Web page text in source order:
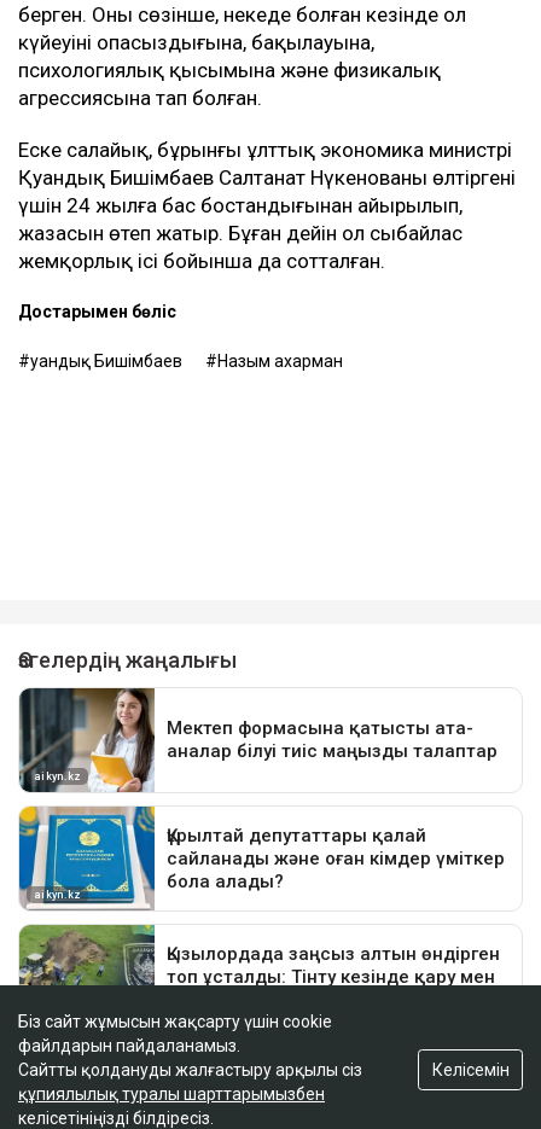
берген. Оның сөзінше, некеде болған кезінде ол
күйеуінің опасыздығына, бақылауына,
психологиялық қысымына және физикалық
агрессиясына тап болған.
Еске салайық, бұрынғы ұлттық экономика министрі
Қуандық Бишімбаев Салтанат Нүкенованы өлтіргені
үшін 24 жылға бас бостандығынан айырылып,
жазасын өтеп жатыр. Бұған дейін ол сыбайлас
жемқорлық ісі бойынша да сотталған.
Достарыңмен бөліс
Қуандық Бишімбаев Назым Қахарман
Біз сайт жұмысын жақсарту үшін cookie
файлдарын пайдаланамыз.
Сайтты қолдануды жалғастыру арқылы сіз
құпиялылық туралы шарттарымызбен
келісетініңізді білдіресіз.
Келісемін